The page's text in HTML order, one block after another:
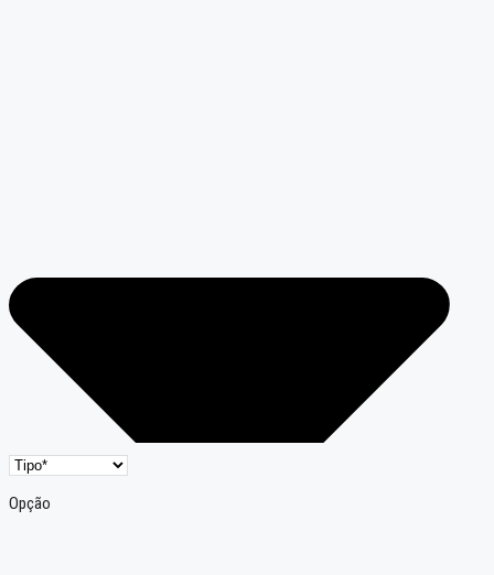
Opção